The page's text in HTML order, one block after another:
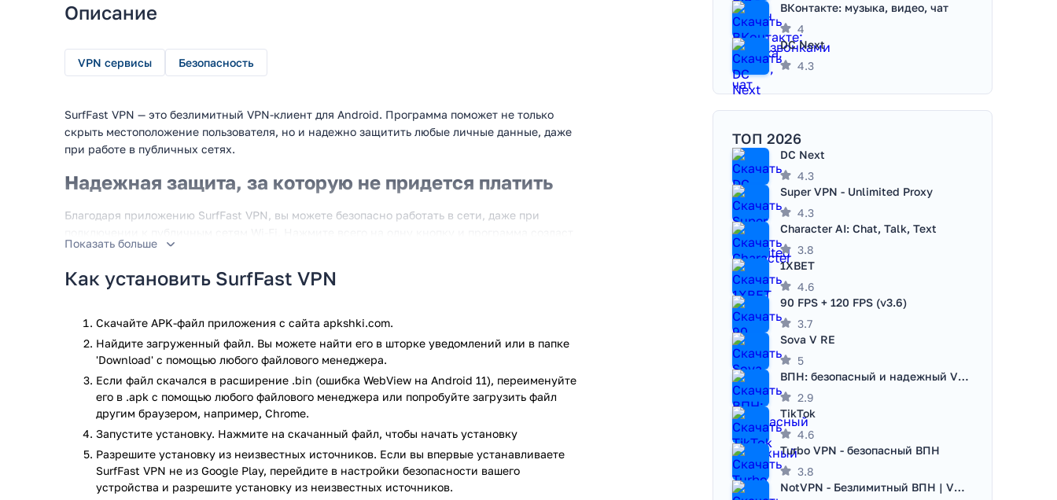
Описание
VPN сервисы Безопасность
SurfFast VPN — это безлимитный VPN-клиент для Android. Программа поможет не только
скрыть местоположение пользователя, но и надежно защитить любые личные данные, даже
при работе в публичных сетях.
Надежная защита, за которую не придется платить
Благодаря приложению SurfFast VPN, вы можете безопасно работать в сети, даже при
тоннель до безопасного сервера, через который будет идти весь ваш трафик, в
воспользоваться автоматическим выбором самого быстрого сервера. Для удобства
ещё до подключения к ним.
Одной из главных особенностей программы. является отсутствие доплат за доступ к полному
списку серверов. Другими словами, все серверы, которые вы видите в приложении,
доступны для подключения, без какой-либо платы. Просто выберите нужную страну или
город, посмотрите небольшой рекламный ролик и используйте все преимущества VPN, на
своём телефоне. Отдельно стоит отметить отсутствие ограничений по ширине канала или
объёму трафика. Программа работает на максимальной доступной скорости и не отключится
в самый неподходящий момент.
Особенности и возможности программы:
Показать больше
Как установить SurfFast VPN
Скачайте APK-файл приложения с сайта apkshki.com.
Найдите загруженный файл. Вы можете найти его в шторке уведомлений или в папке
'Download' с помощью любого файлового менеджера.
Если файл скачался в расширение .bin (ошибка WebView на Android 11), переименуйте
его в .apk с помощью любого файлового менеджера или попробуйте загрузить файл
другим браузером, например, Chrome.
Запустите установку. Нажмите на скачанный файл, чтобы начать установку
Разрешите установку из неизвестных источников. Если вы впервые устанавливаете
SurfFast VPN не из Google Play, перейдите в настройки безопасности вашего
устройства и разрешите установку из неизвестных источников.
ВКонтакте: музыка, видео, чат
4
DC Next
4.3
ТОП 2026
DC Next
4.3
Super VPN - Unlimited Proxy
4.3
Character AI: Chat, Talk, Text
3.8
1XBET
4.6
90 FPS + 120 FPS (v3.6)
3.7
Sova V RE
5
ВПН: безопасный и надежный VPN
2.9
TikTok
4.6
Turbo VPN - безопасный ВПН
3.8
NotVPN - Безлимитный ВПН | VPN